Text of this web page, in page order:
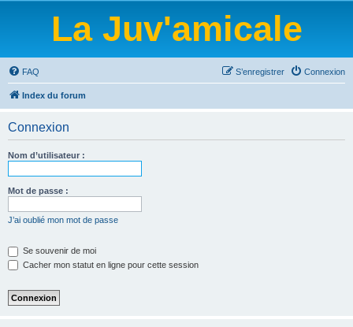
La Juv'amicale
FAQ Connexion
S’enregistrer
Index du forum
Connexion
Nom d’utilisateur :
Mot de passe :
J’ai oublié mon mot de passe
Se souvenir de moi
Cacher mon statut en ligne pour cette session